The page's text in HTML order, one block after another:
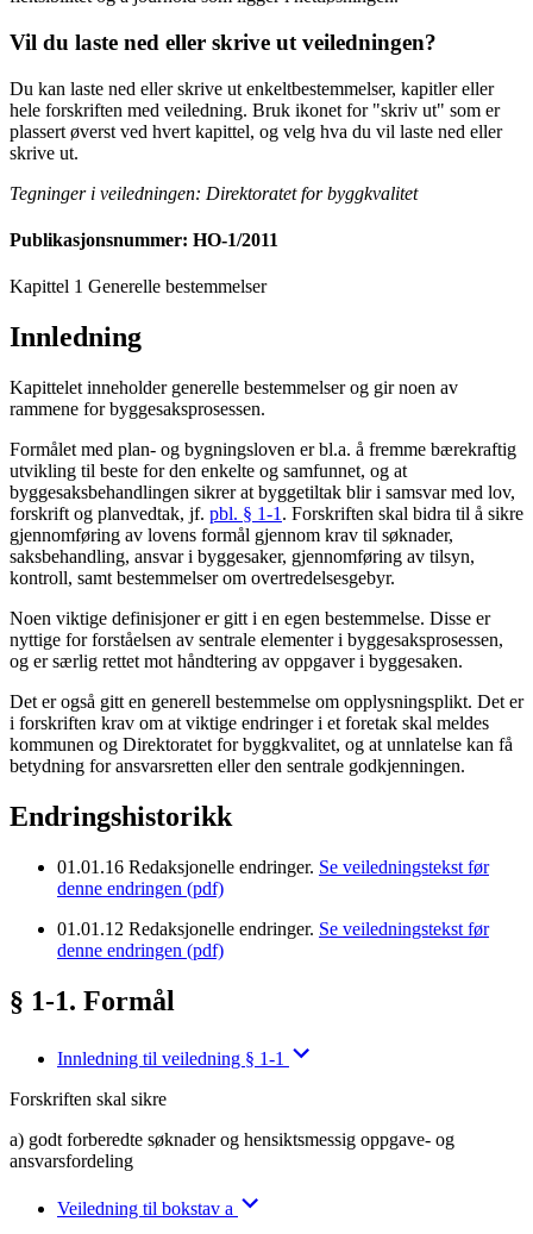
Vil du laste ned eller skrive ut veiledningen?
Du kan laste ned eller skrive ut enkeltbestemmelser, kapitler eller
hele forskriften med veiledning. Bruk ikonet for "skriv ut" som er
plassert øverst ved hvert kapittel, og velg hva du vil laste ned eller
skrive ut.
Tegninger i veiledningen: Direktoratet for byggkvalitet
Publikasjonsnummer: HO-1/2011
Kapittel 1 Generelle bestemmelser
Innledning
Kapittelet inneholder generelle bestemmelser og gir noen av
rammene for byggesaksprosessen.
Formålet med plan- og bygningsloven er bl.a. å fremme bærekraftig
utvikling til beste for den enkelte og samfunnet, og at
byggesaksbehandlingen sikrer at byggetiltak blir i samsvar med lov,
forskrift og planvedtak, jf. pbl. § 1-1 . Forskriften skal bidra til å sikre
gjennomføring av lovens formål gjennom krav til søknader,
saksbehandling, ansvar i byggesaker, gjennomføring av tilsyn,
kontroll, samt bestemmelser om overtredelsesgebyr.
Noen viktige definisjoner er gitt i en egen bestemmelse. Disse er
nyttige for forståelsen av sentrale elementer i byggesaksprosessen,
og er særlig rettet mot håndtering av oppgaver i byggesaken.
Det er også gitt en generell bestemmelse om opplysningsplikt. Det er
i forskriften krav om at viktige endringer i et foretak skal meldes
kommunen og Direktoratet for byggkvalitet, og at unnlatelse kan få
betydning for ansvarsretten eller den sentrale godkjenningen.
Endringshistorikk
01.01.16 Redaksjonelle endringer. Se veiledningstekst før
denne endringen (pdf)
01.01.12 Redaksjonelle endringer. Se veiledningstekst før
denne endringen (pdf)
§ 1-1. Formål
Innledning til veiledning § 1-1
Forskriften skal sikre
a) godt forberedte søknader og hensiktsmessig oppgave- og
ansvarsfordeling
Veiledning til bokstav a